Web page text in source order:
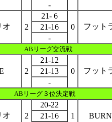
-
オ 2
21- 6
0
フット
21-16
-
AB リーグ交流戦
2
21-12
0
フット
21-13
-
ABリーグ３位決定戦
オ 2
20-22
1
21-16